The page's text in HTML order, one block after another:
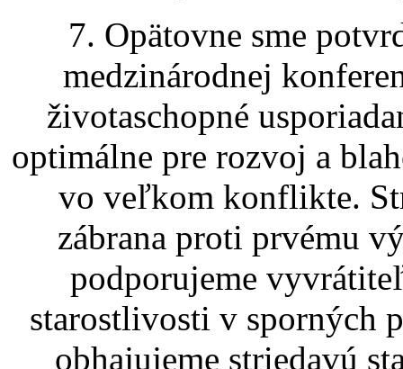
7. Opätovne sme
medzinárodnej
životaschopné
optimálne pre rozvoj a
vo veľkom konflikte.
zábrana proti prvému
podporujeme
starostlivosti v sporných
obhajujeme striedavú